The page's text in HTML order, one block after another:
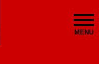
MENU